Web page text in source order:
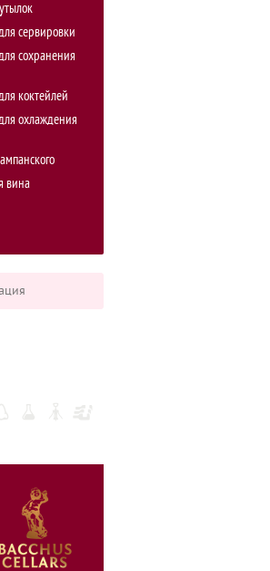
сервировки
сохранения
коктейлей
охлаждения
вина